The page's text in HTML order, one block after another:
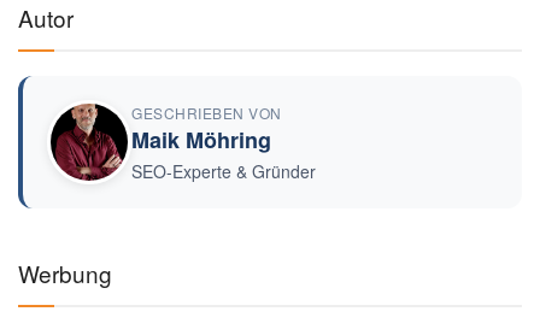
Autor
GESCHRIEBEN VON
Maik Möhring
SEO-Experte & Gründer
Werbung